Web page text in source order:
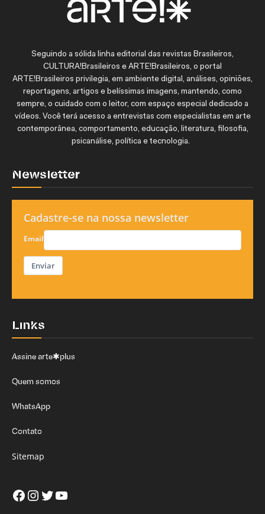
Seguindo a sólida linha editorial das revistas Brasileiros,
CULTURA!Brasileiros e ARTE!Brasileiros, o portal
ARTE!Brasileiros privilegia, em ambiente digital, análises, opiniões,
reportagens, artigos e belíssimas imagens, mantendo, como
sempre, o cuidado com o leitor, com espaço especial dedicado a
vídeos. Você terá acesso a entrevistas com especialistas em arte
contemporânea, comportamento, educação, literatura, filosofia,
psicanálise, política e tecnologia.
Newsletter
Cadastre-se na nossa newsletter
Email
Enviar
Links
Assine arte✱plus
Quem somos
WhatsApp
Contato
Sitemap
Facebook
Instagram
Twitter
Youtube